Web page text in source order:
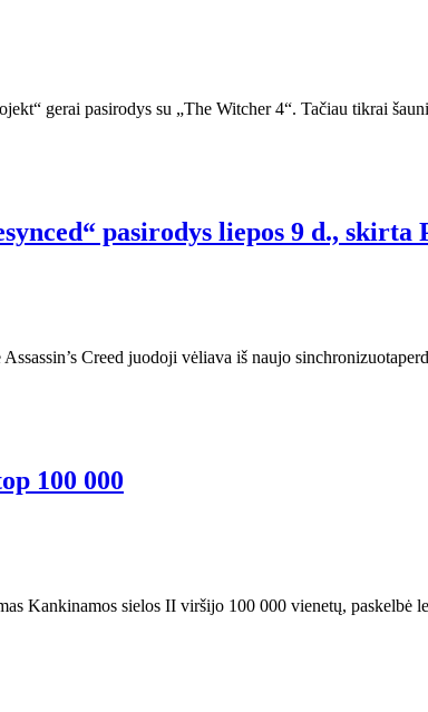
gerai pasirodys su „The Witcher 4“. Tačiau tikrai
pasirodys liepos 9 d.,
Creed juodoji vėliava iš naujo
100 000
Kankinamos sielos II viršijo 100 000 vienetų,